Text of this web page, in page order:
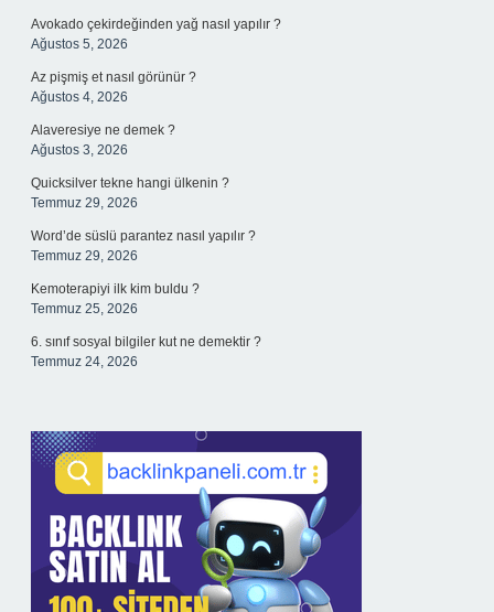
Avokado çekirdeğinden yağ nasıl yapılır ?
Ağustos 5, 2026
Az pişmiş et nasıl görünür ?
Ağustos 4, 2026
Alaveresiye ne demek ?
Ağustos 3, 2026
Quicksilver tekne hangi ülkenin ?
Temmuz 29, 2026
Word’de süslü parantez nasıl yapılır ?
Temmuz 29, 2026
Kemoterapiyi ilk kim buldu ?
Temmuz 25, 2026
6. sınıf sosyal bilgiler kut ne demektir ?
Temmuz 24, 2026